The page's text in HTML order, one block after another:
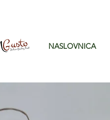
NASLOVNICA